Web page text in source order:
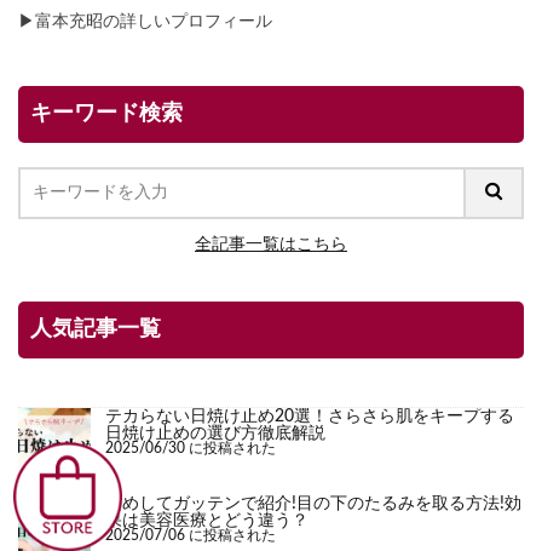
▶ 富本充昭の詳しいプロフィール
キーワード検索
全記事一覧はこちら
人気記事一覧
テカらない日焼け止め20選！さらさら肌をキープする
日焼け止めの選び方徹底解説
2025/06/30 に投稿された
ためしてガッテンで紹介!目の下のたるみを取る方法!効
果は美容医療とどう違う？
2025/07/06 に投稿された